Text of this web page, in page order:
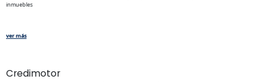
inmuebles
ver más
Credimotor